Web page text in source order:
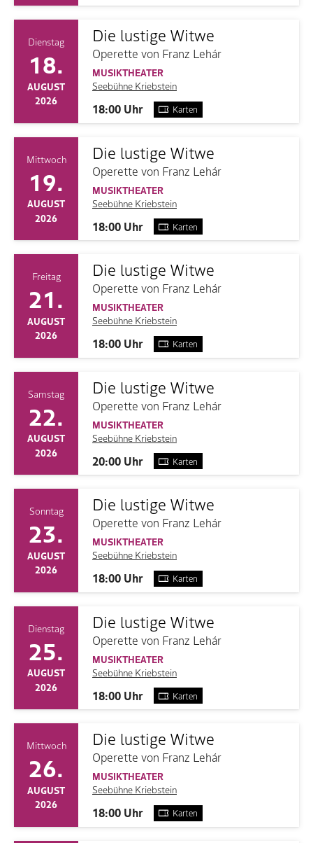
Dienstag
18.
AUGUST
2026
Die lustige Witwe
Operette von Franz Lehár
MUSIKTHEATER
Seebühne Kriebstein
18:00 Uhr Karten
Mittwoch
19.
AUGUST
2026
Die lustige Witwe
Operette von Franz Lehár
MUSIKTHEATER
Seebühne Kriebstein
18:00 Uhr Karten
Freitag
21.
AUGUST
2026
Die lustige Witwe
Operette von Franz Lehár
MUSIKTHEATER
Seebühne Kriebstein
18:00 Uhr Karten
Samstag
22.
AUGUST
2026
Die lustige Witwe
Operette von Franz Lehár
MUSIKTHEATER
Seebühne Kriebstein
20:00 Uhr Karten
Sonntag
23.
AUGUST
2026
Die lustige Witwe
Operette von Franz Lehár
MUSIKTHEATER
Seebühne Kriebstein
18:00 Uhr Karten
Dienstag
25.
AUGUST
2026
Die lustige Witwe
Operette von Franz Lehár
MUSIKTHEATER
Seebühne Kriebstein
18:00 Uhr Karten
Mittwoch
26.
AUGUST
2026
Die lustige Witwe
Operette von Franz Lehár
MUSIKTHEATER
Seebühne Kriebstein
18:00 Uhr Karten